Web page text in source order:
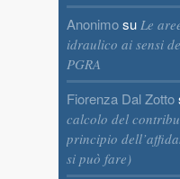
Anonimosu Le
idraulico ai sensi
PGRA
Fiorenza Dal Zotto
calcolo del
principio
si può fare)